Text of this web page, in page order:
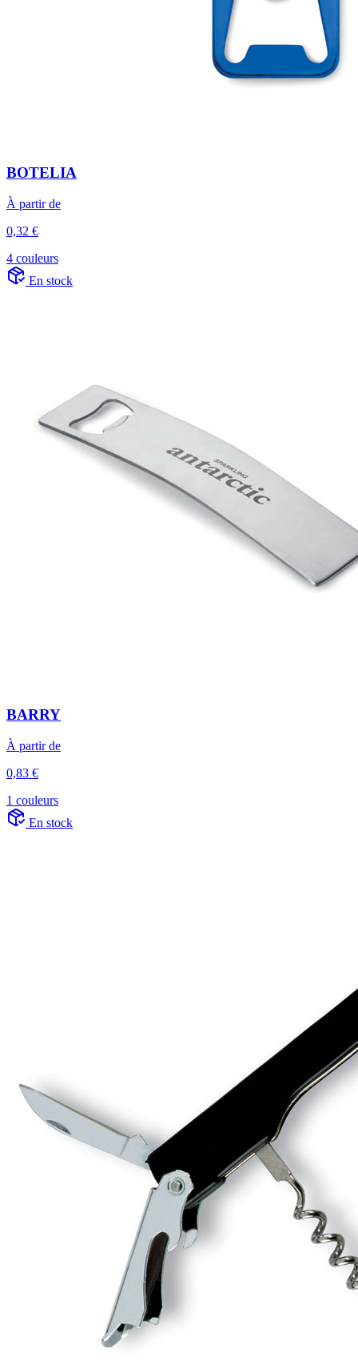
BOTELIA
À partir de
0,32 €
4 couleurs
En stock
BARRY
À partir de
0,83 €
1 couleurs
En stock